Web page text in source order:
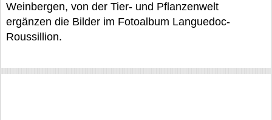
Weinbergen, von der Tier- und Pflanzenwelt
ergänzen die Bilder im Fotoalbum Languedoc-
Roussillion.